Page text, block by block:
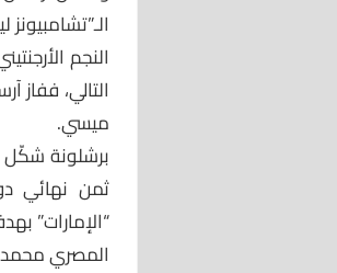
النجم
ميسي.
برشلونة شكّل
المصري محمد